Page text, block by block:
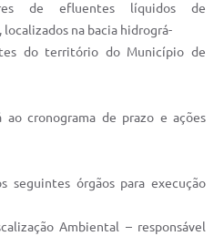
de efluentes líquidos de
na bacia hidrográ-
do território do Município de
ao cronograma de prazo e ações
seguintes órgãos para execução
Ambiental – responsável